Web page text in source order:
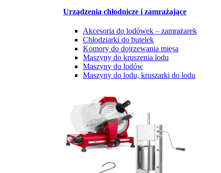
Urządzenia chłodnicze i zamrażające
Akcesoria do lodówek – zamrażarek
Chłodziarki do butelek
Komory do dojrzewania mięsa
Maszyny do kruszenia lodu
Maszyny do lodów
Maszyny do lodu, kruszarki do lodu